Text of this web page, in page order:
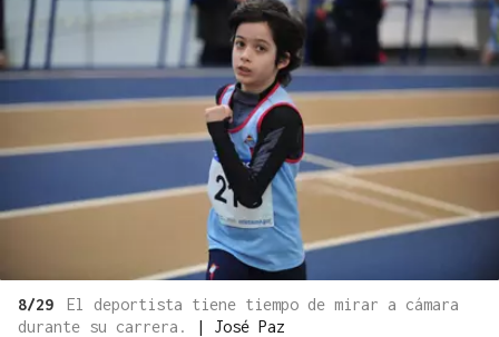
8/29
El deportista tiene tiempo de mirar a cámara
durante su carrera.
| José Paz